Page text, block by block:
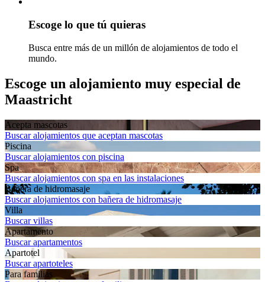
Escoge lo que tú quieras
Busca entre más de un millón de alojamientos de todo el
mundo.
Escoge un alojamiento muy especial de
Maastricht
Acepta mascotas
Buscar alojamientos que aceptan mascotas
Piscina
Buscar alojamientos con piscina
Spa
Buscar alojamientos con spa en las instalaciones
Bañera de hidromasaje
Buscar alojamientos con bañera de hidromasaje
Villa
Buscar villas
Apartamento
Buscar apartamentos
Apartotel
Buscar apartoteles
Para familias